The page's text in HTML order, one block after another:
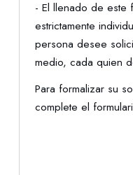
- El llenado de este
estrictamente
persona desee
medio, cada quien
Para formalizar su
complete el